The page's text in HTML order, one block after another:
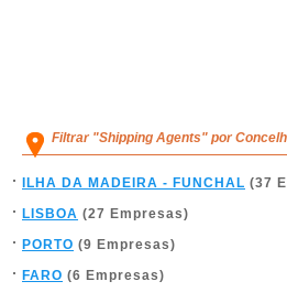
Filtrar "Shipping Agents" por
ILHA DA MADEIRA - FUNCHAL (37
LISBOA (27 Empresas)
PORTO (9 Empresas)
FARO (6 Empresas)